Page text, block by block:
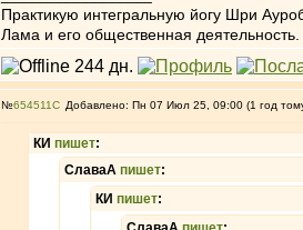
Практикую интегральную йогу Шри
Лама и его общественная деятельность.
№654511 Добавлено: Пн 07 Июл 25, 09:00 (1 год
КИ пишет:
СлаваА пишет:
КИ пишет: